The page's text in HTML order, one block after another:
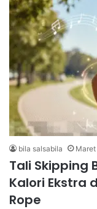
bila salsabila
Tali Skipping
Kalori Ekstra
Rope